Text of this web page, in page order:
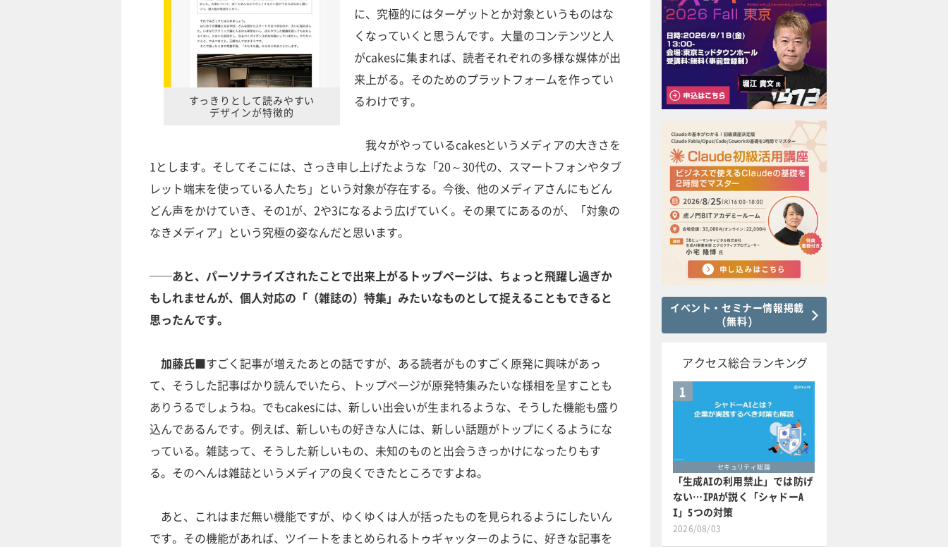
すっきりとして読みやすい
デザインが特徴的
に、究極的にはターゲットとか対象というものはな
くなっていくと思うんです。大量のコンテンツと人
がcakesに集まれば、読者それぞれの多様な媒体が出
来上がる。そのためのプラットフォームを作ってい
るわけです。
我々がやっているcakesというメディアの大きさを
1とします。そしてそこには、さっき申し上げたような「20～30代の、スマートフォンやタブ
レット端末を使っている人たち」という対象が存在する。今後、他のメディアさんにもどん
どん声をかけていき、その1が、2や3になるよう広げていく。その果てにあるのが、「対象の
なきメディア」という究極の姿なんだと思います。
──あと、パーソナライズされたことで出来上がるトップページは、ちょっと飛躍し過ぎか
もしれませんが、個人対応の「（雑誌の）特集」みたいなものとして捉えることもできると
思ったんです。
加藤氏■すごく記事が増えたあとの話ですが、ある読者がものすごく原発に興味があっ
て、そうした記事ばかり読んでいたら、トップページが原発特集みたいな様相を呈すことも
ありうるでしょうね。でもcakesには、新しい出会いが生まれるような、そうした機能も盛り
込んであるんです。例えば、新しいもの好きな人には、新しい話題がトップにくるようにな
っている。雑誌って、そうした新しいもの、未知のものと出会うきっかけになったりもす
る。そのへんは雑誌というメディアの良くできたところですよね。
あと、これはまだ無い機能ですが、ゆくゆくは人が括ったものを見られるようにしたいん
です。その機能があれば、ツイートをまとめられるトゥギャッターのように、好きな記事を
イベント・セミナー情報掲載
(無料)
アクセス総合ランキング
1
セキュリティ総論
「生成AIの利用禁止」では防げ
ない…IPAが説く「シャドーA
I」5つの対策
2026/08/03